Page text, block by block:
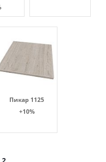
Пикар 1125
+10%